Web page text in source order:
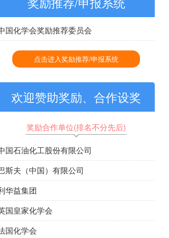
国化学会奖励推荐委员会
点击进入奖励推荐/申报系统
欢迎赞助奖励、合作设奖
奖励合作单位(排名不分先后)
国石油化工股份有限公司
斯夫（中国）有限公司
华益集团
国皇家化学会
国化学会